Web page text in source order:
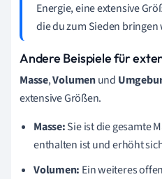
Energie, eine extensive
die du zum Sieden
Andere Beispiele für
Masse,Volumenund
extensive Größen.
Masse:Sie ist die gesamte
enthalten ist und erhöht
Volumen: Ein weiteres